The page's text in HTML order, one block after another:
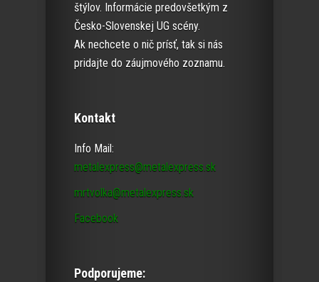
štýlov. Informácie predovšetkým z
Česko-Slovenskej UG scény.
Ak nechcete o nič prísť, tak si nás
pridajte do záujmového zoznamu.
Kontakt
Info Mail:
metalexpress@metalexpress.sk
mrtvolka@metalexpress.sk
Facebook
Podporujeme: